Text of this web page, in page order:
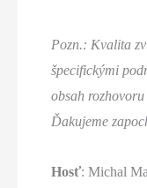
Pozn.: Kvalita
špecifickými
obsah
Ďakujeme
Hosť: Michal